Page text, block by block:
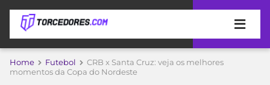
APOSTAS
Home Futebol
CRB x Santa Cruz: veja os melhores
momentos da Copa do Nordeste